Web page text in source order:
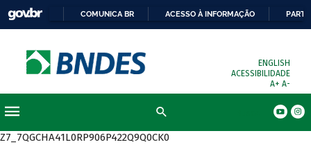
COMUNICA BR ACESSO À INFORMAÇÃO
ENGLISH
ACESSIBILIDADE
A+ A-
Z7_7QGCHA41L0RP906P422Q9Q0CK0